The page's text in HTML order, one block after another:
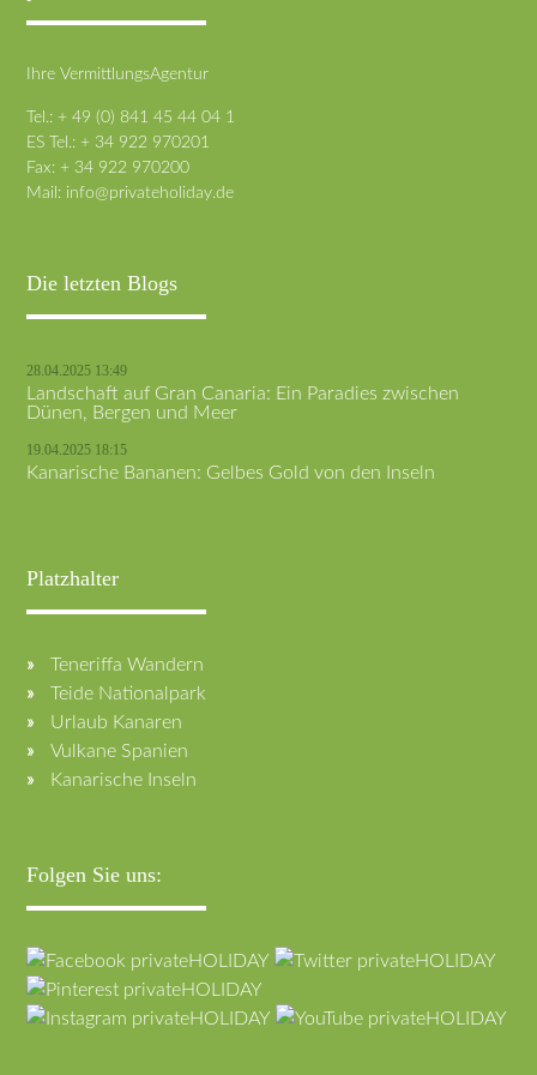
Ihre VermittlungsAgentur
Tel.: + 49 (0) 841 45 44 04 1
ES Tel.: + 34 922 970201
Fax: + 34 922 970200
Mail: info@privateholiday.de
Die letzten Blogs
28.04.2025 13:49
Landschaft auf Gran Canaria: Ein Paradies zwischen
Dünen, Bergen und Meer
19.04.2025 18:15
Kanarische Bananen: Gelbes Gold von den Inseln
Platzhalter
Teneriffa Wandern
Teide Nationalpark
Urlaub Kanaren
Vulkane Spanien
Kanarische Inseln
Folgen Sie uns: